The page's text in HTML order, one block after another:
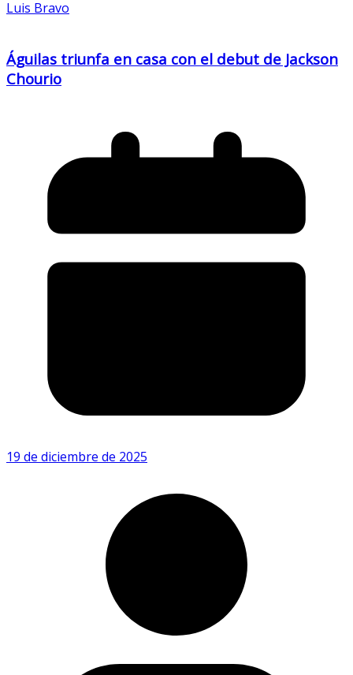
Luis Bravo
Águilas triunfa en casa con el debut de Jackson
Chourio
19 de diciembre de 2025